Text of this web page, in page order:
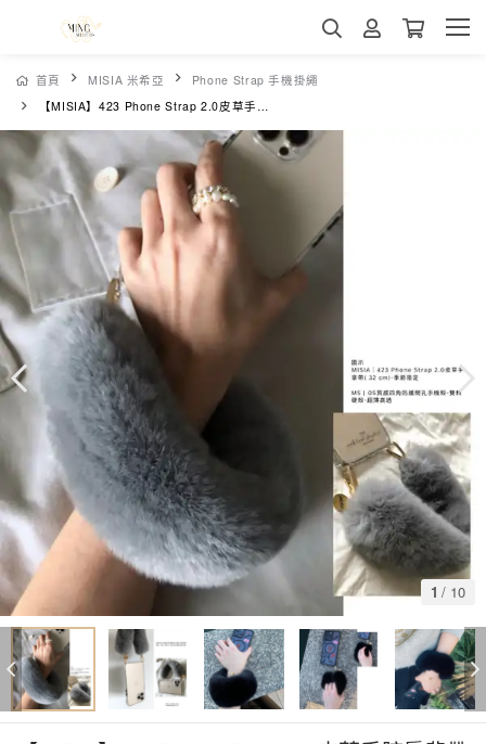
首頁 MISIA 米希亞
Phone Strap 手機掛繩
【MISIA】423 Phone Strap 2.0皮草手腕肩背帶( 32 cm)-季節限定
1 / 10